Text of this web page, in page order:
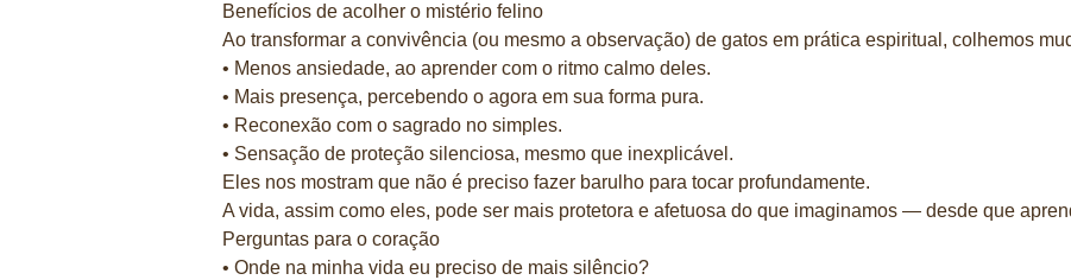
Benefícios de acolher o mistério felino
Ao transformar a convivência (ou mesmo a observação) de gatos em prática espiritual, colhemos
• Menos ansiedade, ao aprender com o ritmo calmo deles.
• Mais presença, percebendo o agora em sua forma pura.
• Reconexão com o sagrado no simples.
• Sensação de proteção silenciosa, mesmo que inexplicável.
Eles nos mostram que não é preciso fazer barulho para tocar profundamente.
A vida, assim como eles, pode ser mais protetora e afetuosa do que imaginamos — desde que
Perguntas para o coração
• Onde na minha vida eu preciso de mais silêncio?